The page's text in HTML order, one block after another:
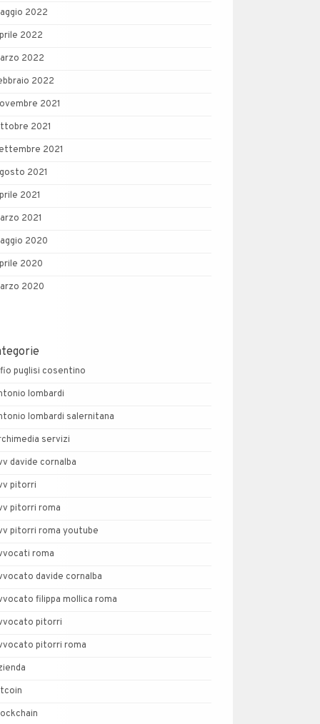
2022
2022
2022
2022
2021
2021
2021
2021
2021
2021
2020
2020
2020
puglisi cosentino
lombardi
lombardi salernitana
servizi
davide cornalba
pitorri
pitorri roma
pitorri roma youtube
roma
davide cornalba
filippa mollica roma
pitorri
pitorri roma